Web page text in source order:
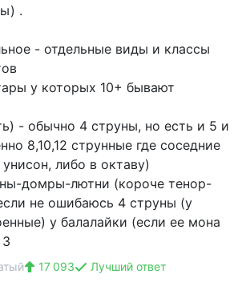
.
- отдельные виды и классы
у которых 10+ бывают
- обычно 4 струны, но есть и 5 и
8,10,12 струнные где соседние
либо в октаву)
домры-лютни (короче тенор-
не ошибаюсь 4 струны (у
у балалайки (если ее мона
17 093
Лучший ответ